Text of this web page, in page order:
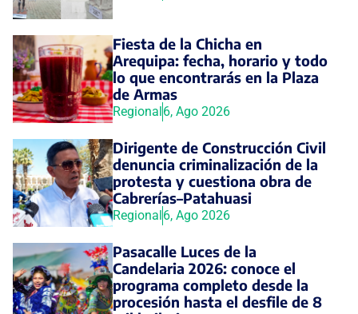
Fiesta de la Chicha en
Arequipa: fecha, horario y todo
lo que encontrarás en la Plaza
de Armas
Regional 6, Ago 2026
Dirigente de Construcción Civil
denuncia criminalización de la
protesta y cuestiona obra de
Cabrerías–Patahuasi
Regional 6, Ago 2026
Pasacalle Luces de la
Candelaria 2026: conoce el
programa completo desde la
procesión hasta el desfile de 8